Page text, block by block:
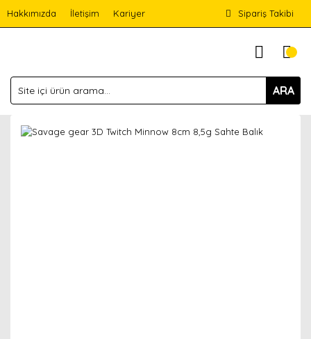
Hakkımızda İletişim Kariyer Sipariş Takibi
ARA